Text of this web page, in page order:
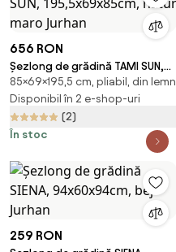
656 RON
Șezlong de grădină TAMI SUN,
195,5x69x85cm, natur maro
Jurhan
85×69×195,5 cm, pliabil, din lemn
Disponibil în 2 e-shop-uri
(2)
În stoc
259 RON